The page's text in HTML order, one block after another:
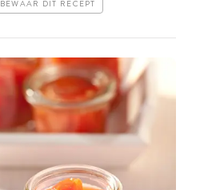
BEWAAR DIT RECEPT